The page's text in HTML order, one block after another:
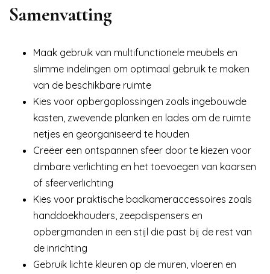
Samenvatting
Maak gebruik van multifunctionele meubels en
slimme indelingen om optimaal gebruik te maken
van de beschikbare ruimte
Kies voor opbergoplossingen zoals ingebouwde
kasten, zwevende planken en lades om de ruimte
netjes en georganiseerd te houden
Creëer een ontspannen sfeer door te kiezen voor
dimbare verlichting en het toevoegen van kaarsen
of sfeerverlichting
Kies voor praktische badkameraccessoires zoals
handdoekhouders, zeepdispensers en
opbergmanden in een stijl die past bij de rest van
de inrichting
Gebruik lichte kleuren op de muren, vloeren en